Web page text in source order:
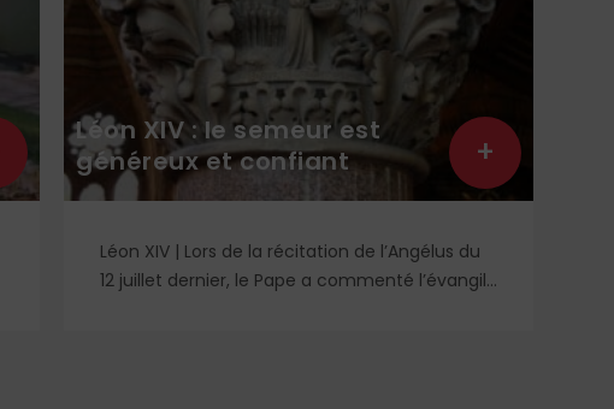
Léon XIV : le semeur est
généreux et confiant
Léon XIV | Lors de la récitation de l’Angélus du
12 juillet dernier, le Pape a commenté l’évangile
+